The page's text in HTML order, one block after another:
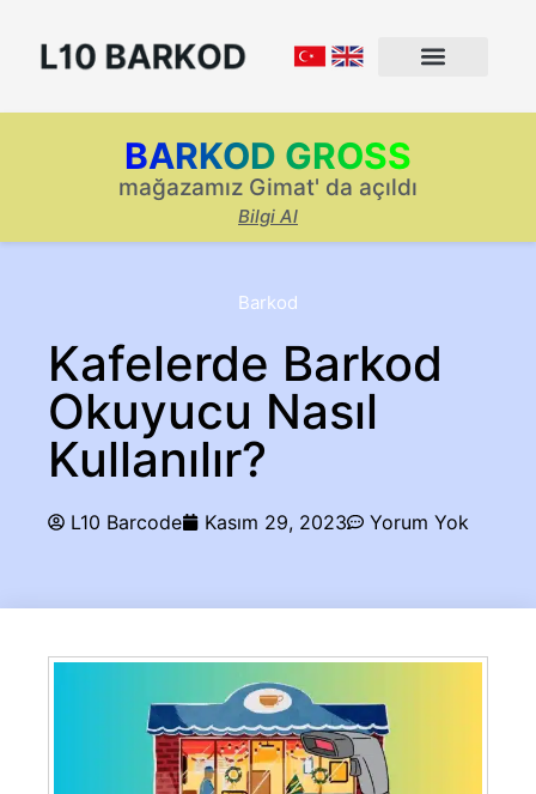
BARKOD GROSS
mağazamız Gimat' da açıldı
Bilgi Al
Barkod
Kafelerde Barkod
Okuyucu Nasıl
Kullanılır?
L10 Barcode Kasım 29, 2023 Yorum Yok